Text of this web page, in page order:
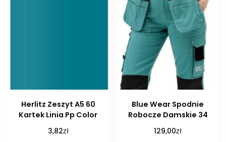
Herlitz Zeszyt A5 60
Kartek Linia Pp Color
3,82zł
Blue Wear Spodnie
Robocze Damskie 34
129,00zł